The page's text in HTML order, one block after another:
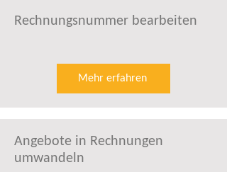
Rechnungsnummer bearbeiten
Mehr erfahren
Angebote in Rechnungen
umwandeln